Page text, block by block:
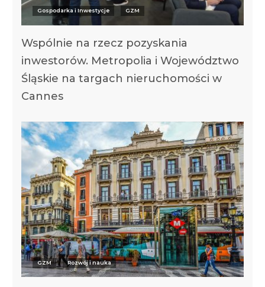
Gospodarka i Inwestycje GZM
Wspólnie na rzecz pozyskania
inwestorów. Metropolia i Województwo
Śląskie na targach nieruchomości w
Cannes
GZM Rozwój i nauka